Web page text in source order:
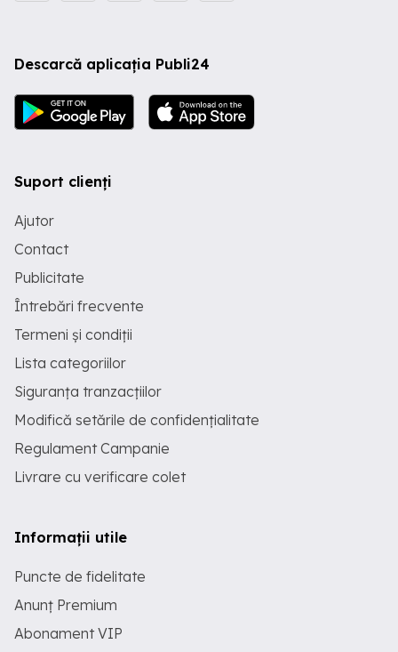
Descarcă aplicația Publi24
Suport clienți
Ajutor
Contact
Publicitate
Întrebări frecvente
Termeni și condiții
Lista categoriilor
Siguranța tranzacțiilor
Modifică setările de confidențialitate
Regulament Campanie
Livrare cu verificare colet
Informații utile
Puncte de fidelitate
Anunț Premium
Abonament VIP